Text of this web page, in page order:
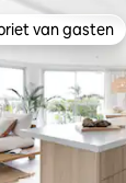
van gasten
van gasten